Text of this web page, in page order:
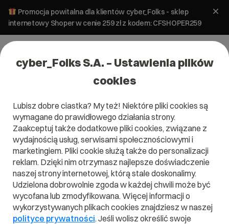
Promocja powitalna dla klientów cyber_Folks - sklep
internetowy Shoper w cenie 259 zł z kodem: CFSHOPER259
E-commerce
Wydajność sklepu internetowego
8 lipca 2025 ok.9min
cyber_Folks S.A. – Ustawienia plików
cookies
Lubisz dobre ciastka? My też! Niektóre pliki cookies są
wymagane do prawidłowego działania strony.
Zaakceptuj także dodatkowe pliki cookies, związane z
wydajnością usług, serwisami społecznościowymi i
marketingiem. Pliki cookie służą także do personalizacji
reklam. Dzięki nim otrzymasz najlepsze doświadczenie
naszej strony internetowej, którą stale doskonalimy.
Udzielona dobrowolnie zgoda w każdej chwili może być
wycofana lub zmodyfikowana. Więcej informacji o
wykorzystywanych plikach cookies znajdziesz w naszej
polityce prywatności. Jeśli wolisz określić swoje